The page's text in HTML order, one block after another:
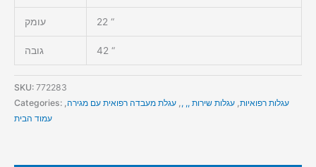
עומק 22 “
גובה 42 “
SKU: 772283
Categories:
עגלות רפואיות עגלות שירות ,, , עגלת מעבדה רפואית עם מגירה
עמוד הבית